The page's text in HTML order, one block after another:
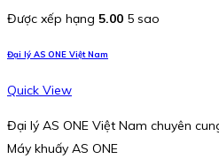
Được xếp hạng 5.00 5 sao
Đại lý AS ONE Việt Nam
Quick View
Đại lý AS ONE Việt Nam chuyên
Máy khuấy AS ONE